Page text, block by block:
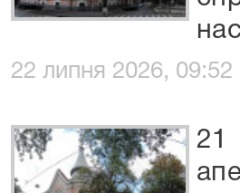
22 липня 2026, 09:52
21